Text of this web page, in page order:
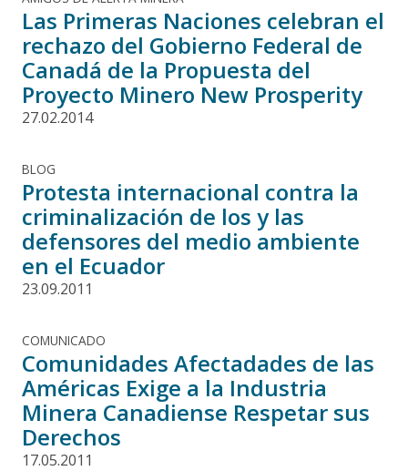
Las Primeras Naciones celebran el
rechazo del Gobierno Federal de
Canadá de la Propuesta del
Proyecto Minero New Prosperity
27.02.2014
BLOG
Protesta internacional contra la
criminalización de los y las
defensores del medio ambiente
en el Ecuador
23.09.2011
COMUNICADO
Comunidades Afectadades de las
Américas Exige a la Industria
Minera Canadiense Respetar sus
Derechos
17.05.2011